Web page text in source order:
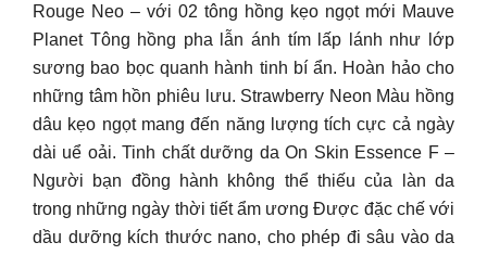
Rouge Neo – với 02 tông hồng kẹo ngọt mới Mauve
Planet Tông hồng pha lẫn ánh tím lấp lánh như lớp
sương bao bọc quanh hành tinh bí ẩn. Hoàn hảo cho
những tâm hồn phiêu lưu. Strawberry Neon Màu hồng
dâu kẹo ngọt mang đến năng lượng tích cực cả ngày
dài uể oải. Tinh chất dưỡng da On Skin Essence F –
Người bạn đồng hành không thể thiếu của làn da
trong những ngày thời tiết ẩm ương Được đặc chế với
dầu dưỡng kích thước nano, cho phép đi sâu vào da